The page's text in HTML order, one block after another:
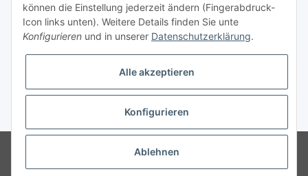
Vertrag widerrufen
* Alle Preise zzgl. gesetzlicher USt., zzgl.Versand
Unser Webshop richtet sich an gewerbliche
öffentliche Institutionen. Kein Verkauf an Verbraucher i.S.d. § 13 BGB alle
können die Einstellung jederzeit ändern (Fingerabdruck-
Icon links unten). Weitere Details finden Sie unte
Konfigurieren und in unserer Datenschutzerklärung.
Alle akzeptieren
Konfigurieren
Ablehnen